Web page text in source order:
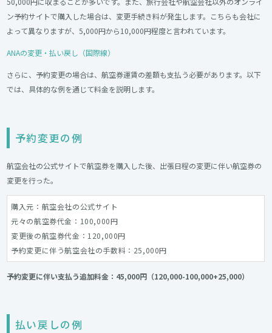
ン予約サイトで購入した場合は、変更手続き料が発生します。こちらも会社に
よって異なりますが、5,000円から10,000円程度と言われています。
ANAの変更・払い戻し（国際線）
さらに、予約変更の場合は、航空券運賃の差額も支払う必要があります。以下
では、具体的な例を通じて料金を説明します。
予約変更の例
航空会社の公式サイトで航空券を購入した後、出張日程の変更に伴い航空券の
変更を行った。
購入元：航空会社の公式サイト
元々の航空券代金：100,000円
変更後の航空券代金：120,000円
予約変更に伴う航空会社の手数料：25,000円
予約変更に伴い支払う追加料金：45,000円（120,000-100,000+25,000）
払い戻しの例